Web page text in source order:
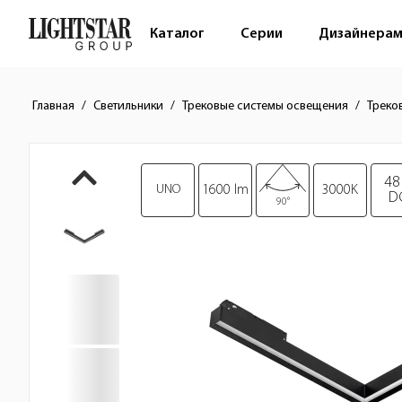
Каталог Серии Дизайнерам
Главная Светильники Трековые системы освещения
Краткое описание товара
Изображения товара
UNO 1600 lm
90°
3000K
48
Стоимость товара